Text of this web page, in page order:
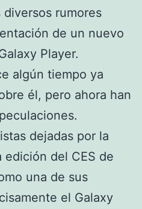
rumores
de un nuevo
Player.
algún tiempo ya
él, pero ahora han
dejadas por la
edición del CES de
una de sus
el Galaxy